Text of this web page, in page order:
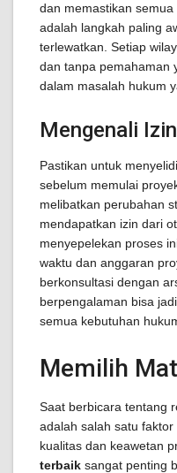
dan memastikan
adalah langkah paling
terlewatkan. Setiap
dan tanpa pemahaman
dalam masalah hukum
Mengenali
Pastikan untuk
sebelum memulai
melibatkan perubahan
mendapatkan izin dari
menyepelekan proses
waktu dan anggaran
berkonsultasi dengan
berpengalaman bisa
semua kebutuhan
Memilih
Saat berbicara tentang
adalah salah satu
kualitas dan keawetan
terbaik sangat penting